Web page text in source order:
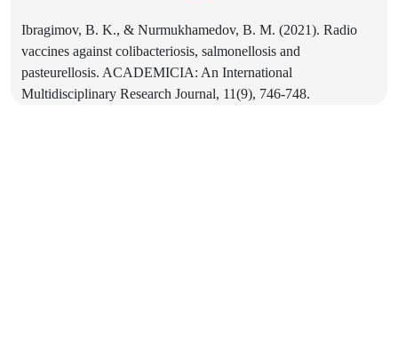
Ibragimov, B. K., & Nurmukhamedov, B. M. (2021). Radio
vaccines against colibacteriosis, salmonellosis and
pasteurellosis. ACADEMICIA: An International
Multidisciplinary Research Journal, 11(9), 746-748.